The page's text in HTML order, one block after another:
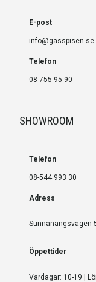
E-post
info@gasspisen.se
Telefon
08-755 95 90
SHOWROOM
Telefon
08-544 993 30
Adress
Sunnanängsvägen
Öppettider
Vardagar: 10-19 |